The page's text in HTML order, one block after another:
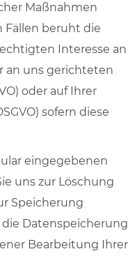
Maßnahmen
Fällen beruht die
Interesse an
an uns gerichteten
oder auf Ihrer
sofern diese
eingegebenen
uns zur Löschung
Speicherung
Datenspeicherung
Bearbeitung Ihrer